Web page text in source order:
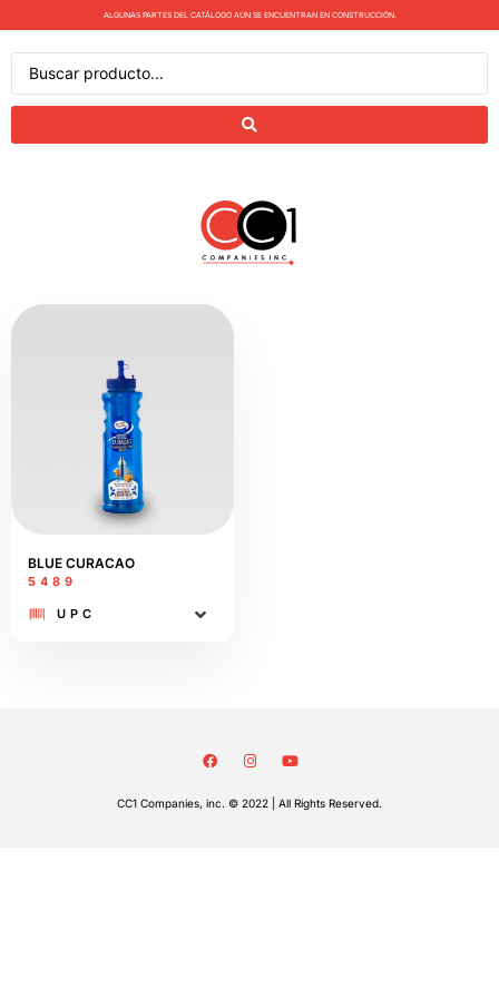
ALGUNAS PARTES DEL CATÁLOGO AÚN SE ENCUENTRAN EN CONSTRUCCIÓN.
BLUE CURACAO
5489
UPC
CC1 Companies, inc. © 2022 | All Rights Reserved.